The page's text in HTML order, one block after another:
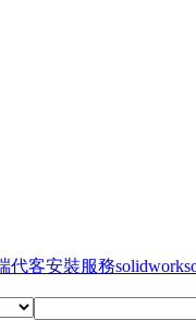
代客安裝服務solidworks